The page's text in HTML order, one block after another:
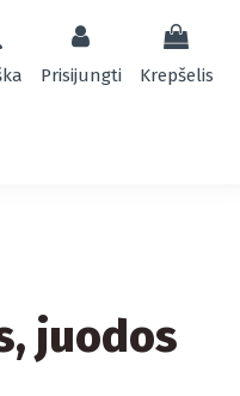
Prisijungti Krepšelis
juodos